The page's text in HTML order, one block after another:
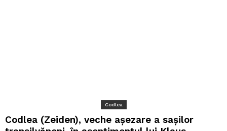
Codlea
Codlea (Zeiden), veche așezare a sașilor